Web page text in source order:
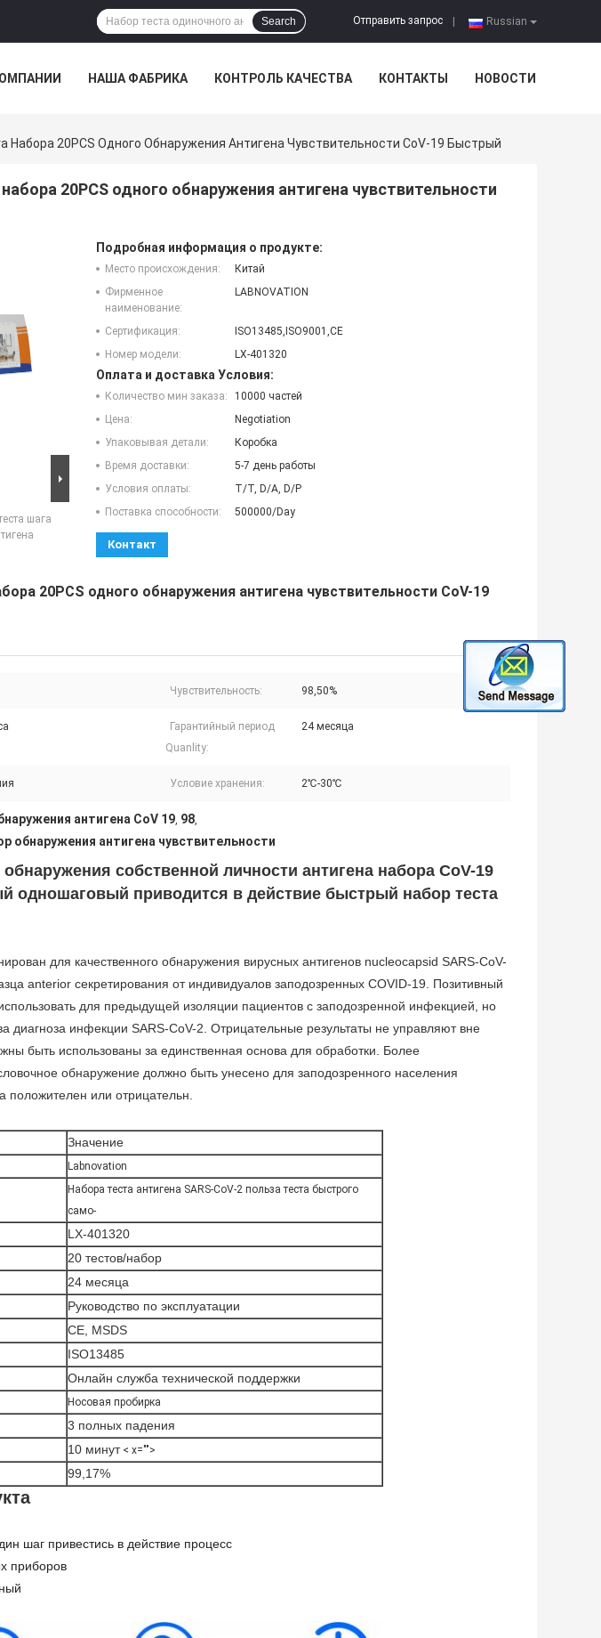
Russian
Отправить запрос
Search
НАША ФАБРИКА КОНТРОЛЬ КАЧЕСТВА КОНТАКТЫ НОВОСТИ
Набора 20PCS Одного Обнаружения Антигена Чувствительности CoV-19 Быстрый
20PCS одного обнаружения антигена чувствительности
шага
Подробная информация о продукте:
Место происхождения:
Китай
Фирменное
наименование:
LABNOVATION
Сертификация:
ISO13485,ISO9001,CE
Номер модели:
LX-401320
Оплата и доставка Условия:
Количество мин заказа:
10000 частей
Цена:
Negotiation
Упаковывая детали:
Коробка
Время доставки:
5-7 день работы
Условия оплаты:
T/T, D/A, D/P
Поставка способности:
500000/Day
Контакт
20PCS одного обнаружения антигена чувствительности CoV-19
Чувствительность: 98,50%
Гарантийный период
Quanlity:
24 месяца
Условие хранения: 2℃-30℃
антигена CoV 19, 98,
обнаружения антигена чувствительности
собственной личности антигена набора CoV-19
одношаговый приводится в действие быстрый набор теста
для качественного обнаружения вирусных антигенов nucleocapsid SARS-CoV-
anterior секретирования от индивидуалов заподозренных COVID-19. Позитивный
для предыдущей изоляции пациентов с заподозренной инфекцией, но
диагноза инфекции SARS-CoV-2. Отрицательные результаты не управляют вне
быть использованы за единственная основа для обработки. Более
обнаружение должно быть унесено для заподозренного населения
положителен или отрицательн.
Значение
Labnovation
Набора теста антигена SARS-CoV-2 польза теста быстрого
само-
LX-401320
20 тестов/набор
24 месяца
Руководство по эксплуатации
CE, MSDS
ISO13485
Онлайн служба технической поддержки
Носовая пробирка
3 полных падения
10 минут< x="">
99,17%
шаг привестись в действие процесс
приборов